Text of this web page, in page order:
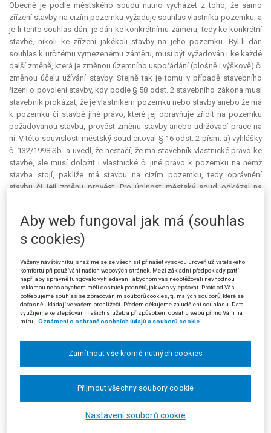
Obecně je podle městského soudu nutno vycházet z toho, že samo
zřízení stavby na cizím pozemku vyžaduje souhlas vlastníka pozemku, a
je-li tento souhlas dán, je dán ke konkrétnímu záměru, tedy ke konkrétní
stavbě, nikoli ke zřízení jakékoli stavby na jeho pozemku. Byl-li dán
souhlas k určitému vymezenému záměru, musí být vyžadován i ke každé
další změně, která je změnou územního uspořádání (plošně i výškově) či
změnou účelu užívání stavby. Stejně tak je tomu v případě stavebního
řízení o povolení stavby, kdy podle § 58 odst. 2 stavebního zákona musí
stavebník prokázat, že je vlastníkem pozemku nebo stavby anebo že má
k pozemku či stavbě jiné právo, které jej opravňuje zřídit na pozemku
požadovanou stavbu, provést změnu stavby anebo udržovací práce na
ní. V této souvislosti městský soud citoval § 16 odst. 2 písm. a) vyhlášky
č. 132/1998 Sb. a uvedl, že nestačí, že má stavebník vlastnické právo ke
stavbě, ale musí doložit i vlastnické či jiné právo k pozemku na němž
stavba stojí, pakliže má stavbu na cizím pozemku, tedy oprávnění
stavbu či její změnu provést. Pro úplnost městský soud odkázal na
stavby na tomto pozemku i k udržovacím pracím na takové stavbě.
Obdobně se městský soud domnívá, že tohoto souhlasu je třeba i ke
změně v užívání stavby.
Městský soud dále uvedl, že řízení o změně v užívání stavby je zapotřebí
vést pouze tehdy, pokud může změnou v užívání dojít k ohrožení zájmů
uvedených v § 85 stavebního zákona. Dotýká-li se změna v užívání
těchto zájmů, je tím spíše zřejmé, že se může dotýkat i vlastnických práv
vlastníka pozemku pod stavbou. Za těchto okolností městský soud
pod stavbou je pro povolení změn v užívání stavby nezbytným
předpokladem. I když stavební zákon výslovně neupravuje situaci, která
nastala v daném případě, je podle městského soudu při řešení daného
případu nutno vyjít z kontextu celé zákonné úpravy stavebního zákona, a
i v případě změny účelu užívání stavby, která není spojena se změnou
stavby, vyjít z požadavku § 58 odst. 2 stavebního zákona. Městský soud
odmítl opakovaná tvrzení stěžovatele, že podmínky citovaného
Aby web fungoval jak má (souhlas
s cookies)
Vážený návštěvníku, snažíme se ze všech sil přinášet vysokou úroveň uživatelského
komfortu při používání našich webových stránek. Mezi základní předpoklady patří
např. aby správně fungovalo vyhledávání, abychom vás neobtěžovali nevhodnou
reklamou nebo abychom měli dostatek podnětů, jak web vylepšovat. Proto od Vás
potřebujeme souhlas se zpracováním souborů cookies, tj. malých souborů, které se
dočasně ukládají ve vašem prohlížeči. Předem děkujeme za udělení souhlasu. Data
využijeme ke zlepšování našich služeb a přizpůsobení obsahu webu přímo Vám na
míru.
Oznámení o ochraně osobních údajů a souborů cookie
Nastavení souborů cookie
Zamítnout vše kromě nutných cookies
Přijmout všechny soubory cookie